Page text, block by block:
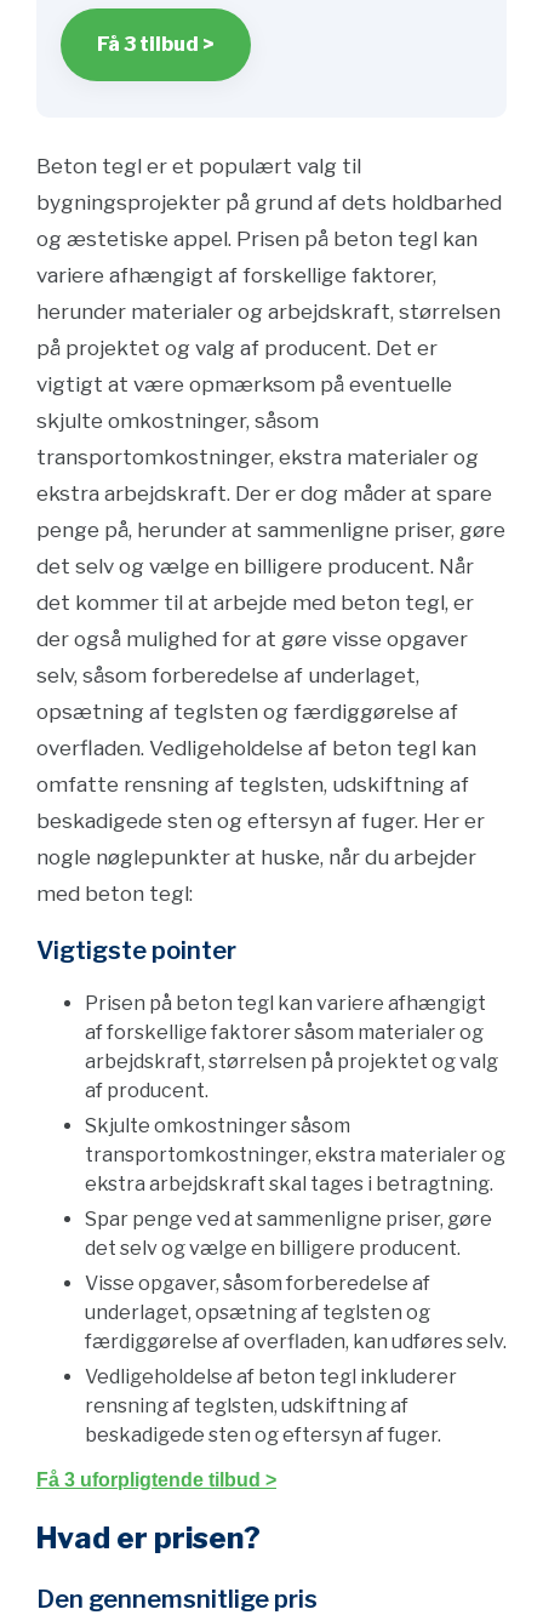
Få 3 tilbud >
Beton tegl er et populært valg til
bygningsprojekter på grund af dets holdbarhed
og æstetiske appel. Prisen på beton tegl kan
variere afhængigt af forskellige faktorer,
herunder materialer og arbejdskraft, størrelsen
på projektet og valg af producent. Det er
vigtigt at være opmærksom på eventuelle
skjulte omkostninger, såsom
transportomkostninger, ekstra materialer og
ekstra arbejdskraft. Der er dog måder at spare
penge på, herunder at sammenligne priser, gøre
det selv og vælge en billigere producent. Når
det kommer til at arbejde med beton tegl, er
der også mulighed for at gøre visse opgaver
selv, såsom forberedelse af underlaget,
opsætning af teglsten og færdiggørelse af
overfladen. Vedligeholdelse af beton tegl kan
omfatte rensning af teglsten, udskiftning af
beskadigede sten og eftersyn af fuger. Her er
nogle nøglepunkter at huske, når du arbejder
med beton tegl:
Vigtigste pointer
Prisen på beton tegl kan variere afhængigt
af forskellige faktorer såsom materialer og
arbejdskraft, størrelsen på projektet og valg
af producent.
Skjulte omkostninger såsom
transportomkostninger, ekstra materialer og
ekstra arbejdskraft skal tages i betragtning.
Spar penge ved at sammenligne priser, gøre
det selv og vælge en billigere producent.
Visse opgaver, såsom forberedelse af
underlaget, opsætning af teglsten og
færdiggørelse af overfladen, kan udføres selv.
Vedligeholdelse af beton tegl inkluderer
rensning af teglsten, udskiftning af
beskadigede sten og eftersyn af fuger.
Få 3 uforpligtende tilbud >
Hvad er prisen?
Den gennemsnitlige pris